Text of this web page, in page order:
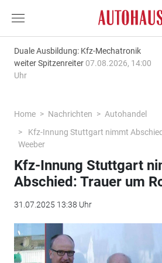
Duale Ausbildung: Kfz-Mechatronik
weiter Spitzenreiter 07.08.2026, 14:00
Uhr
Home Nachrichten
Autohandel
Kfz-Innung Stuttgart nimmt
Weeber
Kfz-Innung Stuttgart
Abschied: Trauer um
31.07.2025 13:38 Uhr